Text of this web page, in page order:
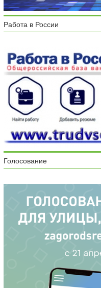
Работа в России
Голосование